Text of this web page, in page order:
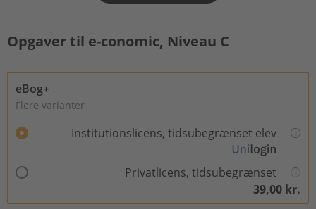
Opgaver til e-conomic, Niveau C
eBog+
Flere varianter
Institutionslicens, tidsubegrænset elev
Privatlicens, tidsubegrænset
39,00 kr.